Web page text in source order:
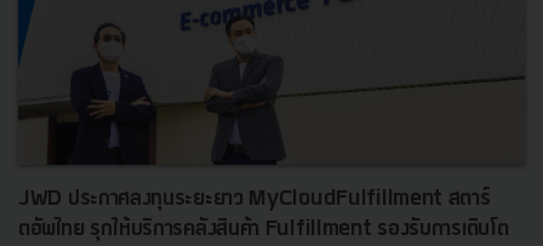
JWD ประกาศลงทุนระยะยาว MyCloudFulfillment สตาร์
ตอัพไทย รุกให้บริการคลังสินค้า Fulfillment รองรับการเติบโต